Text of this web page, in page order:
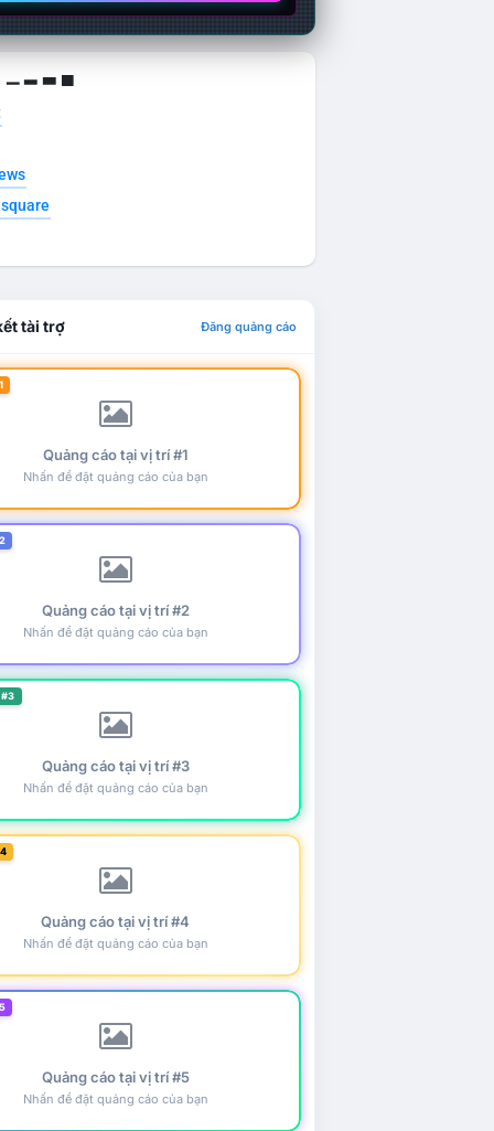
▁ ▂ ▃ ▄
tài trợ Đăng quảng cáo
Quảng cáo tại vị trí #1
Nhấn để đặt quảng cáo của bạn
Quảng cáo tại vị trí #2
Nhấn để đặt quảng cáo của bạn
Quảng cáo tại vị trí #3
Nhấn để đặt quảng cáo của bạn
Quảng cáo tại vị trí #4
Nhấn để đặt quảng cáo của bạn
Quảng cáo tại vị trí #5
Nhấn để đặt quảng cáo của bạn